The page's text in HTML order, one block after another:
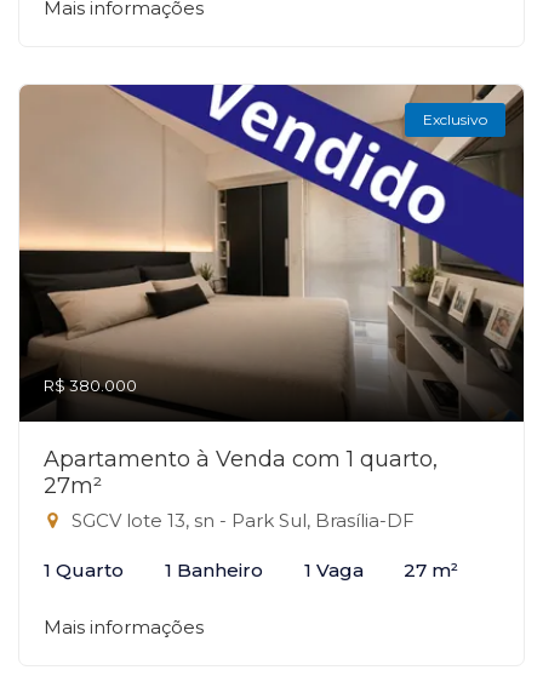
Mais informações
Exclusivo
R$ 380.000
Apartamento à Venda com 1 quarto,
27m²
SGCV lote 13, sn - Park Sul, Brasília-DF
1 Quarto 1 Banheiro 1 Vaga 27 m²
Mais informações